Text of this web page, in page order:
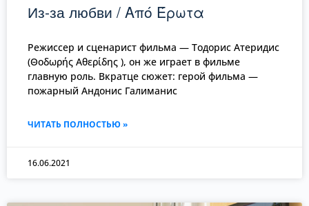
Из-за любви / Από Έρωτα
Режиссер и сценарист фильма — Тодорис Атеридис
(Θοδωρής Αθερίδης ), он же играет в фильме
главную роль. Вкратце сюжет: герой фильма —
пожарный Андонис Галиманис
ЧИТАТЬ ПОЛНОСТЬЮ »
16.06.2021